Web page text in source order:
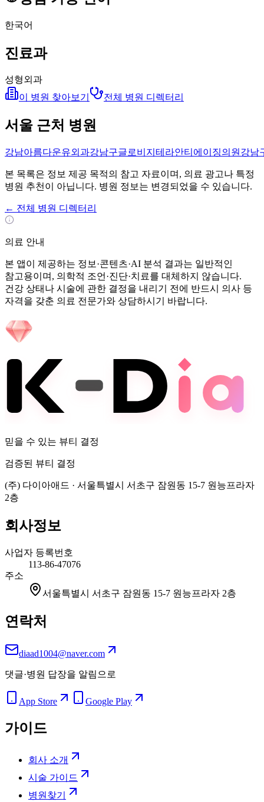
한국어
진료과
성형외과
이 병원 찾아보기
전체 병원 디렉터리
서울 근처 병원
강남아름다운유외과강남구글로비지테라안티에이징의원 강남
본 목록은 정보 제공 목적의 참고 자료이며, 의료 광고나 특정
병원 추천이 아닙니다. 병원 정보는 변경되었을 수 있습니다.
← 전체 병원 디렉터리
의료 안내
본 앱이 제공하는 정보·콘텐츠·AI 분석 결과는 일반적인
참고용이며, 의학적 조언·진단·치료를 대체하지 않습니다.
건강 상태나 시술에 관한 결정을 내리기 전에 반드시 의사 등
자격을 갖춘 의료 전문가와 상담하시기 바랍니다.
믿을 수 있는 뷰티 결정
검증된 뷰티 결정
(주) 다이아애드 · 서울특별시 서초구 잠원동 15-7 원능프라자
2층
회사정보
사업자 등록번호
113-86-47076
주소
서울특별시 서초구 잠원동 15-7 원능프라자 2층
연락처
diaad1004@naver.com
댓글·병원 답장을 알림으로
App Store Google Play
가이드
회사 소개
시술 가이드
병원찾기